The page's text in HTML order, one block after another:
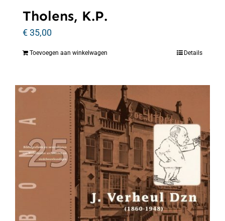
Tholens, K.P.
€35,00
Toevoegen aan winkelwagen Details